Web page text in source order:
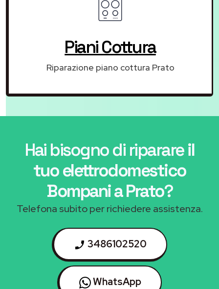
Piani Cottura
Riparazione piano cottura Prato
Hai bisogno di riparareil
tuo elettrodomestico
Bompani a Prato?
Telefona subito per richiedere assistenza.
3486102520
WhatsApp